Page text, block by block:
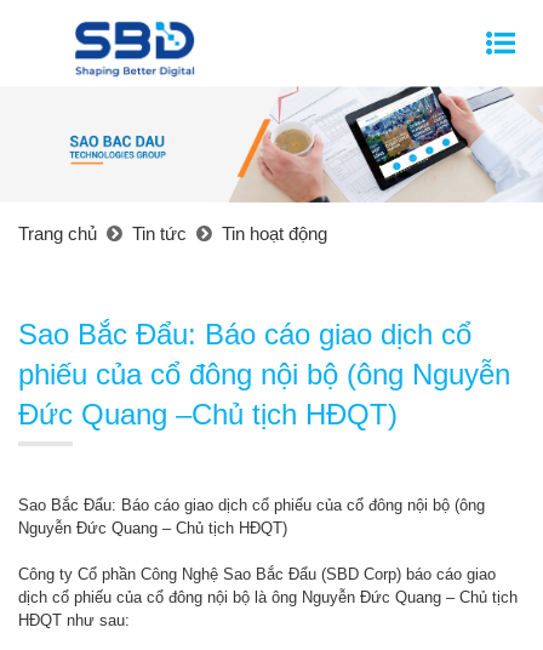
Trang chủ Tin tức Tin hoạt động
Sao Bắc Đẩu: Báo cáo giao dịch cổ
phiếu của cổ đông nội bộ (ông Nguyễn
Đức Quang –Chủ tịch HĐQT)
Sao Bắc Đẩu: Báo cáo giao dịch cổ phiếu của cổ đông nội bộ (ông
Nguyễn Đức Quang – Chủ tịch HĐQT)
Công ty Cổ phần Công Nghệ Sao Bắc Đẩu (SBD Corp) báo cáo giao
dịch cổ phiếu của cổ đông nội bộ là ông Nguyễn Đức Quang – Chủ tịch
HĐQT như sau: